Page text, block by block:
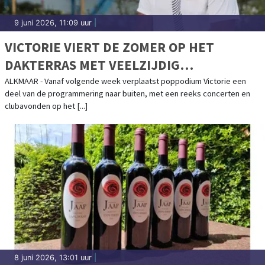
9 juni 2026, 11:09 uur
VICTORIE VIERT DE ZOMER OP HET
DAKTERRAS MET VEELZIJDIG
PROGRAMMA
ALKMAAR - Vanaf volgende week verplaatst poppodium Victorie een
deel van de programmering naar buiten, met een reeks concerten en
clubavonden op het [...]
8 juni 2026, 13:01 uur